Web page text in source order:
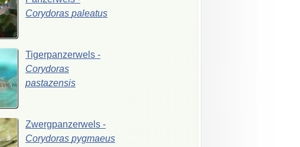
Corydoras paleatus
Tigerpanzerwels -
Corydoras
pastazensis
Zwergpanzerwels -
Corydoras pygmaeus